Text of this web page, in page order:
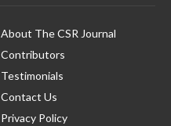
About The CSR Journal
Contributors
Testimonials
Contact Us
Privacy Policy